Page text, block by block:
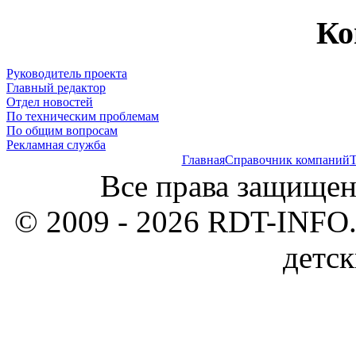
Руководитель проекта
Главный редактор
Отдел новостей
По техническим проблемам
По общим вопросам
Рекламная служба
ГлавнаяСправочник компаний
Все права
© 2009 - 2026 RDT-